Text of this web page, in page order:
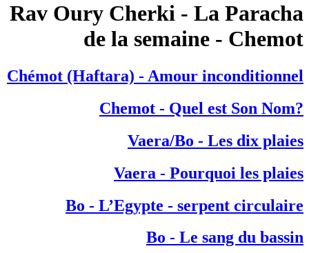
Rav Oury Cherki - La Paracha
de la semaine - Chemot
Chémot (Haftara) - Amour inconditionnel
?Chemot - Quel est Son Nom
Vaera/Bo - Les dix plaies
Vaera - Pourquoi les plaies
Bo - L’Egypte - serpent circulaire
Bo - Le sang du bassin